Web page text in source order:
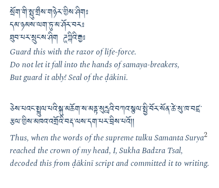
སྲོག་གི་སྤུ་གྲྀས་གཉེར་གྱིས་ཤིག༔
དམ་ཉམས་ལག་ཏུ་མ་ཤོར་བར༔
ཐུབ་པར་སྲུངས་ཤིག ཌཱཀྐིའི་རྒྱ༔
Guard this with the razor of life-force.
Do not let it fall into the hands of samaya-breakers,
But guard it ably! Seal of the ḍākinī.
ཅེས་པའང་སྤྲུལ་པའི་སྐུ་མཆོག་ས་མནྟ་སུརྻའི་བཀའ་སྩལ་སྤྱི་བོར་སོན་ཚེ་སུ་ཁ་བཛྲ་
རྩལ་གྱིས་མཁའ་འགྲོའི་བརྡ་ལས་དག་པར་བྲིས་པའོ།།
Thus, when the words of the supreme tulku Samanta Surya2
reached the crown of my head, I, Sukha Badzra Tsal,
decoded this from ḍākinī script and committed it to writing.